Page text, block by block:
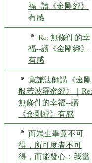
福--讀《金剛經》
有感
Re: 無條件的幸
福--讀《金剛經》
有感
寬謙法師講《金剛
般若波羅蜜經》｜Re:
無條件的幸福--讀
《金剛經》有感
而眾生畢竟不可
得，所可度者不可
得，而能發心：我當